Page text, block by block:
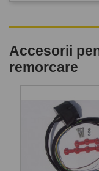
Accesorii
remorcare